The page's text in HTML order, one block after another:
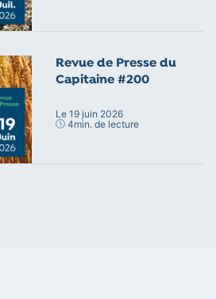
Revue de Presse du
Capitaine #200
Le 19 juin 2026
4min. de lecture